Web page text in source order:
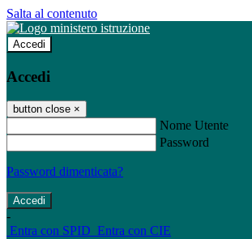
Salta al contenuto
Accedi
Accedi
button close ×
Nome Utente
Password
Password dimenticata?
-
Entra con SPID Entra con CIE